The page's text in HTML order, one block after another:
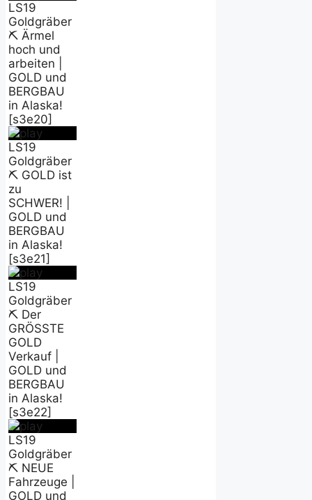
LS19
Goldgräber
⛏️ Ärmel
hoch und
arbeiten |
GOLD und
BERGBAU
in Alaska!
[s3e20]
LS19
Goldgräber
⛏️ GOLD ist
zu
SCHWER! |
GOLD und
BERGBAU
in Alaska!
[s3e21]
LS19
Goldgräber
⛏️ Der
GRÖSSTE
GOLD
Verkauf |
GOLD und
BERGBAU
in Alaska!
[s3e22]
LS19
Goldgräber
⛏️ NEUE
Fahrzeuge |
GOLD und